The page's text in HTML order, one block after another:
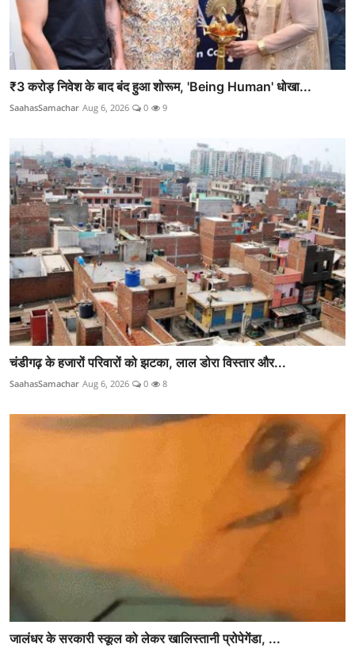
₹3 करोड़ निवेश के बाद बंद हुआ शोरूम, 'Being Human' धोखा...
SaahasSamachar Aug 6, 2026 0 9
चंडीगढ़ के हजारों परिवारों को झटका, लाल डोरा विस्तार और...
SaahasSamachar Aug 6, 2026 0 8
जालंधर के सरकारी स्कूल को लेकर खालिस्तानी प्रोपेगेंडा, ...